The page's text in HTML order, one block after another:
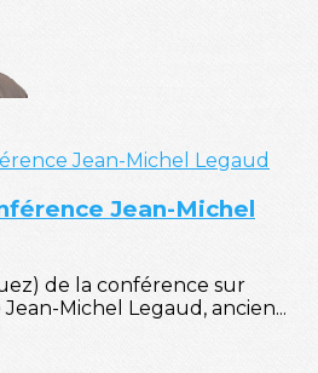
Jean-Michel
de la conférence sur
Michel Legaud, ancien...